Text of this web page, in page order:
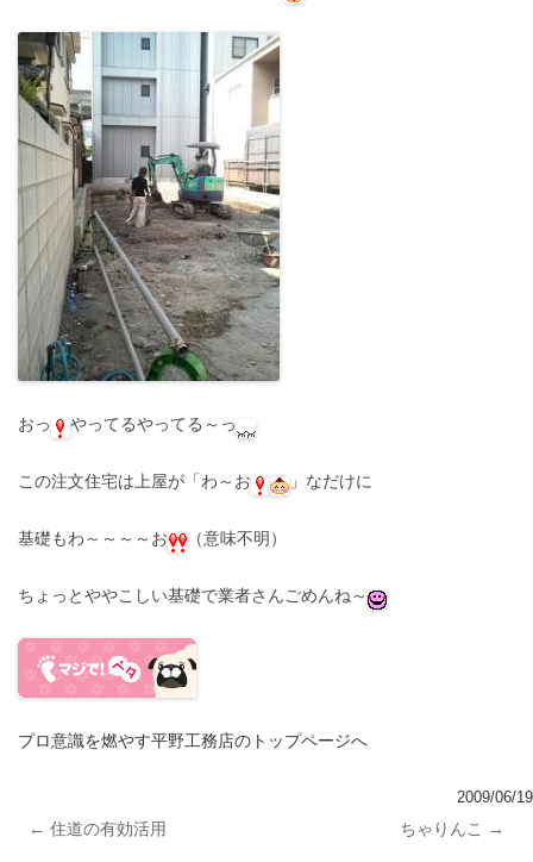
おっ やってるやってる～っ
この注文住宅は上屋が「わ～お 」なだけに
基礎もわ～～～～お （意味不明）
ちょっとややこしい基礎で業者さんごめんね～
プロ意識を燃やす平野工務店のトップページへ
2009/06/19
← 住道の有効活用 ちゃりんこ →